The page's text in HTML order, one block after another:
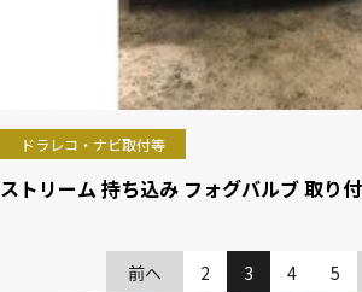
ドラレコ・ナビ取付等
ストリーム 持ち込み フォグバルブ 取り
前へ 2 3 4 5